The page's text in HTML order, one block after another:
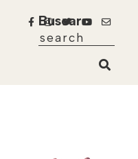
Buscar